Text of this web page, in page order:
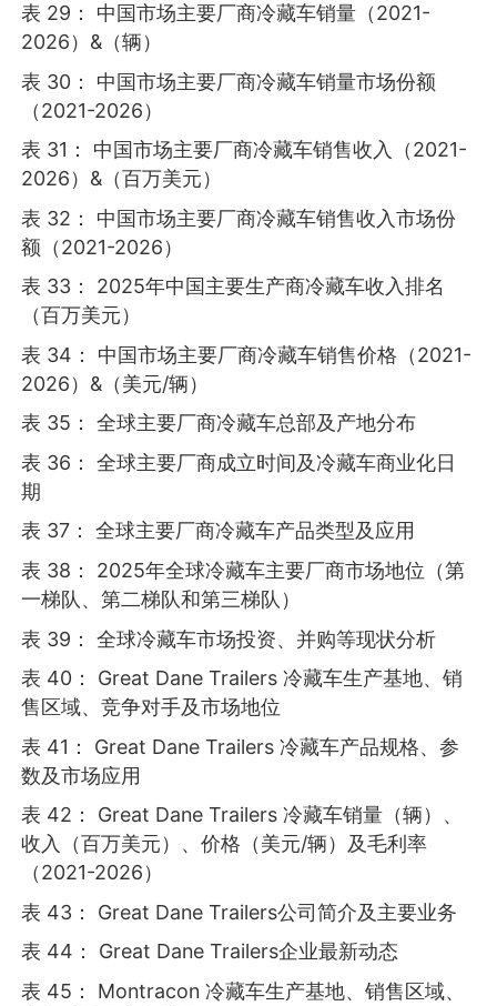
表 29： 中国市场主要厂商冷藏车销量（2021-
2026）&（辆）
表 30： 中国市场主要厂商冷藏车销量市场份额
（2021-2026）
表 31： 中国市场主要厂商冷藏车销售收入（2021-
2026）&（百万美元）
表 32： 中国市场主要厂商冷藏车销售收入市场份
额（2021-2026）
表 33： 2025年中国主要生产商冷藏车收入排名
（百万美元）
表 34： 中国市场主要厂商冷藏车销售价格（2021-
2026）&（美元/辆）
表 35： 全球主要厂商冷藏车总部及产地分布
表 36： 全球主要厂商成立时间及冷藏车商业化日
期
表 37： 全球主要厂商冷藏车产品类型及应用
表 38： 2025年全球冷藏车主要厂商市场地位（第
一梯队、第二梯队和第三梯队）
表 39： 全球冷藏车市场投资、并购等现状分析
表 40： Great Dane Trailers 冷藏车生产基地、销
售区域、竞争对手及市场地位
表 41： Great Dane Trailers 冷藏车产品规格、参
数及市场应用
表 42： Great Dane Trailers 冷藏车销量（辆）、
收入（百万美元）、价格（美元/辆）及毛利率
（2021-2026）
表 43： Great Dane Trailers公司简介及主要业务
表 44： Great Dane Trailers企业最新动态
表 45： Montracon 冷藏车生产基地、销售区域、